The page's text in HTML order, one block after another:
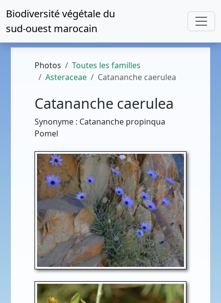
Biodiversité végétale du
sud-ouest marocain
Photos
Toutes les familles
Asteraceae
Catananche caerulea
Catananche caerulea
Synonyme : Catananche propinqua
Pomel